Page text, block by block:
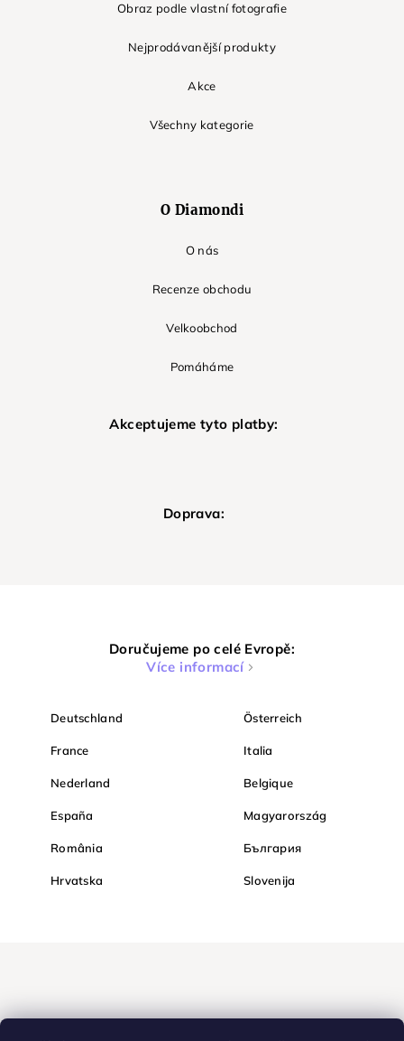
Obraz podle vlastní fotografie
Nejprodávanější produkty
Akce
Všechny kategorie
O Diamondi
O nás
Recenze obchodu
Velkoobchod
Pomáháme
Akceptujeme tyto platby:
Doprava:
Doručujeme po celé Evropě:
Více informací
Deutschland Österreich
France Italia
Nederland Belgique
España Magyarország
România България
Hrvatska Slovenija